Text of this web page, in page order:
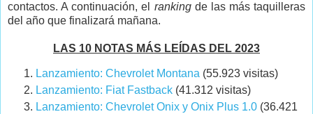
contactos. A continuación, el ranking de las más taquilleras
del año que finalizará mañana.
LAS 10 NOTAS MÁS LEÍDAS DEL 2023
Lanzamiento: Chevrolet Montana (55.923 visitas)
Lanzamiento: Fiat Fastback (41.312 visitas)
Lanzamiento: Chevrolet Onix y Onix Plus 1.0 (36.421